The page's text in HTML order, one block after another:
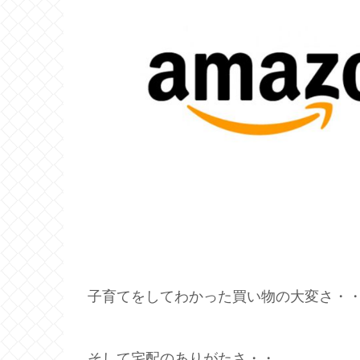
子育てをしてわかった買い物の大変さ・